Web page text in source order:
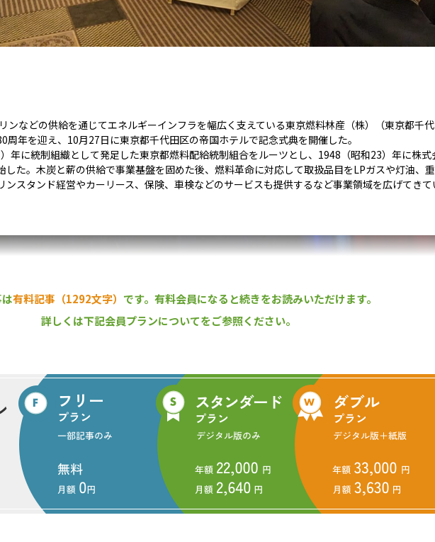
ンなどの供給を通じてエネルギーインフラを幅広く支えている東京燃料林産（株）（東京都千
周年を迎え、10月27日に東京都千代田区の帝国ホテルで記念式典を開催した。
年に統制組織として発足した東京都燃料配給統制組合をルーツとし、1948（昭和23）年に株式
た。木炭と薪の供給で事業基盤を固めた後、燃料革命に対応して取扱品目をLPガスや灯油、重
ンスタンド経営やカーリース、保険、車検などのサービスも提供するなど事業領域を広げてきて
有料記事（1292文字） です。 有料会員になると続きをお読みいただけます。
詳しくは下記会員プランについてをご参照ください。